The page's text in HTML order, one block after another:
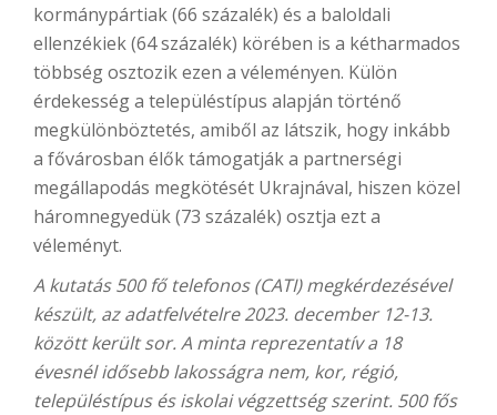
kormánypártiak (66 százalék) és a baloldali
ellenzékiek (64 százalék) körében is a kétharmados
többség osztozik ezen a véleményen. Külön
érdekesség a településtípus alapján történő
megkülönböztetés, amiből az látszik, hogy inkább
a fővárosban élők támogatják a partnerségi
megállapodás megkötését Ukrajnával, hiszen közel
háromnegyedük (73 százalék) osztja ezt a
véleményt.
A kutatás 500 fő telefonos (CATI) megkérdezésével
készült, az adatfelvételre 2023. december 12-13.
között került sor. A minta reprezentatív a 18
évesnél idősebb lakosságra nem, kor, régió,
településtípus és iskolai végzettség szerint. 500 fős